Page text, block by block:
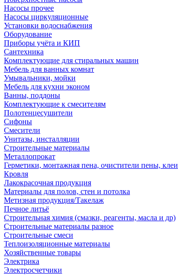
Насосы прочее
Насосы циркуляционные
Установки водоснабжения
Оборудование
Приборы учёта и КИП
Сантехника
Комплектующие для стиральных машин
Мебель для ванных комнат
Умывальники, мойки
Мебель для кухни эконом
Ванны, поддоны
Комплектующие к смесителям
Полотенцесушители
Сифоны
Смесители
Унитазы, инсталляции
Строительные материалы
Металлопрокат
Герметики, монтажная пена, очистители пены, клеи
Кровля
Лакокрасочная продукция
Материалы для полов, стен и потолка
Метизная продукция/Такелаж
Печное литьё
Строительная химия (смазки, реагенты, масла и др)
Строительные материалы разное
Строительные смеси
Теплоизоляционные материалы
Хозяйственные товары
Электрика
Электросчетчики